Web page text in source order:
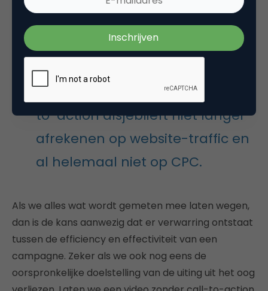
beoordelen. Dek een willekeurige advertentie in een
willekeurig tijdschrift voor 80 procent af met een
blanco A4-tje en je begrijpt wat ik bedoel.
Laten we een video zonder call-
to-action alsjeblieft niet langer
afrekenen op website-traffic en
al helemaal niet op CPC.
Als we alles wat wordt gemeten mee laten wegen,
dan is de kans aanwezig dat er verwarring ontstaat
tussen de efficiency en effectiviteit van een
campagne. Zeker als we ook nog eens de
oorspronkelijke doelstelling van de uiting uit het oog